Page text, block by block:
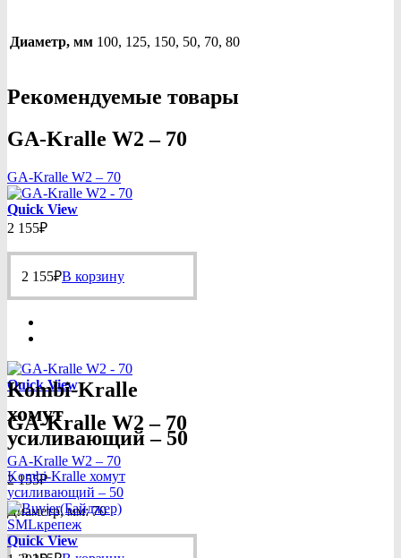
Диаметр, мм 100, 125, 150, 50, 70, 80
Рекомендуемые товары
GA-Kralle W2 – 70
GA-Kralle W2 – 70
Quick View
2 155₽
2 155₽В корзину
Quick View
GA-Kralle W2 – 70
GA-Kralle W2 – 70
2 155₽
Диаметр, мм: 70
Kombi-Kralle
хомут
усиливающий – 50
Kombi-Kralle хомут
усиливающий – 50
Quick View